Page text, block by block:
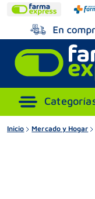
Inicio Mercado y Hogar